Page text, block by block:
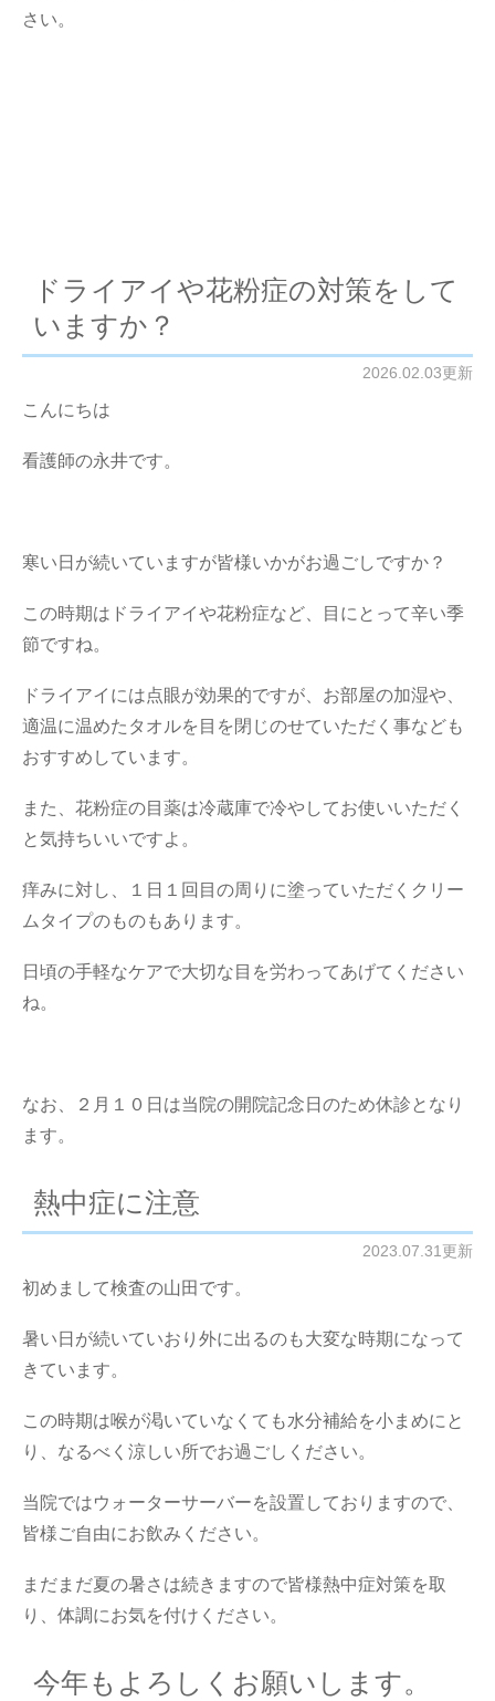
さい。
ドライアイや花粉症の対策をして
いますか？
2026.02.03更新
こんにちは
看護師の永井です。
寒い日が続いていますが皆様いかがお過ごしですか？
この時期はドライアイや花粉症など、目にとって辛い季
節ですね。
ドライアイには点眼が効果的ですが、お部屋の加湿や、
適温に温めたタオルを目を閉じのせていただく事なども
おすすめしています。
また、花粉症の目薬は冷蔵庫で冷やしてお使いいただく
と気持ちいいですよ。
痒みに対し、１日１回目の周りに塗っていただくクリー
ムタイプのものもあります。
日頃の手軽なケアで大切な目を労わってあげてください
ね。
なお、２月１０日は当院の開院記念日のため休診となり
ます。
熱中症に注意
2023.07.31更新
初めまして検査の山田です。
暑い日が続いていおり外に出るのも大変な時期になって
きています。
この時期は喉が渇いていなくても水分補給を小まめにと
り、なるべく涼しい所でお過ごしください。
当院ではウォーターサーバーを設置しておりますので、
皆様ご自由にお飲みください。
まだまだ夏の暑さは続きますので皆様熱中症対策を取
り、体調にお気を付けください。
今年もよろしくお願いします。